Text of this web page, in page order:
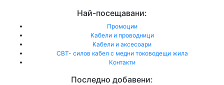
Най-посещавани:
Промоции
Кабели и проводници
Кабели и аксесоари
СВТ- силов кабел с медни тоководещи жила
Контакти
Последно добавени: